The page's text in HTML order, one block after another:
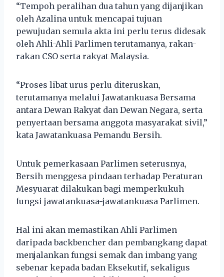
“Tempoh peralihan dua tahun yang dijanjikan
oleh Azalina untuk mencapai tujuan
pewujudan semula akta ini perlu terus didesak
oleh Ahli-Ahli Parlimen terutamanya, rakan-
rakan CSO serta rakyat Malaysia.
“Proses libat urus perlu diteruskan,
terutamanya melalui Jawatankuasa Bersama
antara Dewan Rakyat dan Dewan Negara, serta
penyertaan bersama anggota masyarakat sivil,”
kata Jawatankuasa Pemandu Bersih.
Untuk pemerkasaan Parlimen seterusnya,
Bersih menggesa pindaan terhadap Peraturan
Mesyuarat dilakukan bagi memperkukuh
fungsi jawatankuasa-jawatankuasa Parlimen.
Hal ini akan memastikan Ahli Parlimen
daripada backbencher dan pembangkang dapat
menjalankan fungsi semak dan imbang yang
sebenar kepada badan Eksekutif, sekaligus